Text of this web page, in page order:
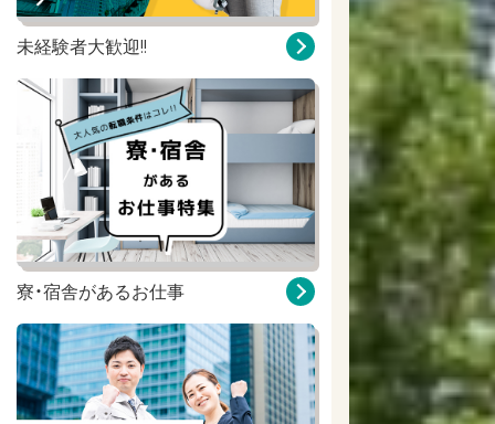
未経験者大歓迎!!
寮・宿舎があるお仕事